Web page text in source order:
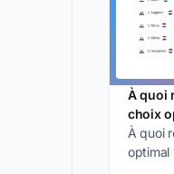
À quoi
choix
À quoi
optimal